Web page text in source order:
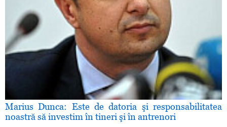
Marius Dunca: Este de datoria şi responsabilitatea
noastră să investim în tineri şi în antrenori